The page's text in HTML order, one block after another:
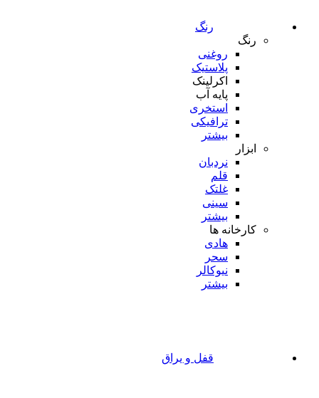
رنگ
رنگ
روغنی
پلاستیک
اکرلینک
پایه آب
استخری
ترافیکی
بیشتر
ابزار
نردبان
قلم
غلتک
سینی
بیشتر
کارخانه ها
هادی
سحر
نیوکالر
بیشتر
قفل و یراق